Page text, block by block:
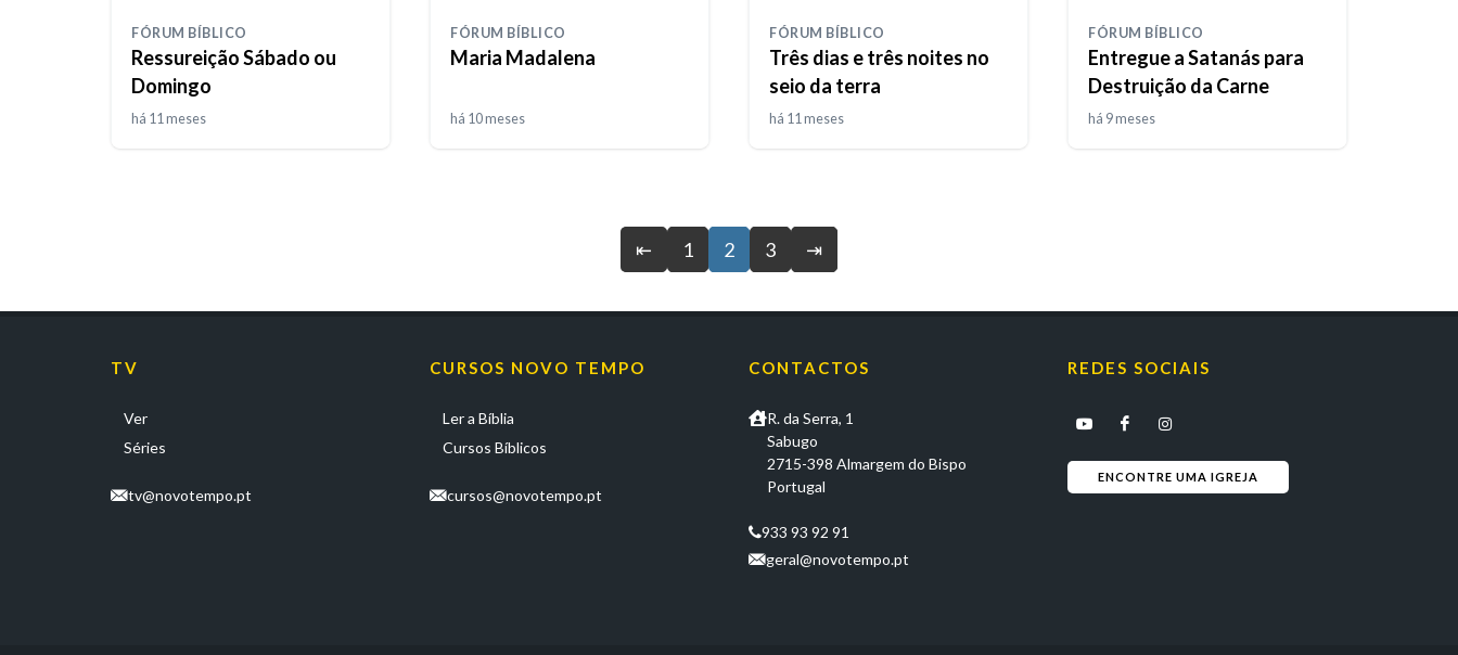
FÓRUM BÍBLICO
Ressureição Sábado ou
Domingo
há 11 meses
FÓRUM BÍBLICO
Maria Madalena
há 10 meses
FÓRUM BÍBLICO
Três dias e três noites no
seio da terra
há 11 meses
FÓRUM BÍBLICO
Entregue a Satanás para
Destruição da Carne
há 9 meses
⇤ 1 2 3 ⇥
TV
Ver
Séries
tv@novotempo.pt
CURSOS NOVO TEMPO
Ler a Bíblia
Cursos Bíblicos
cursos@novotempo.pt
CONTACTOS
R. da Serra, 1
Sabugo
2715-398 Almargem do Bispo
Portugal
933 93 92 91
geral@novotempo.pt
REDES SOCIAIS
ENCONTRE UMA IGREJA